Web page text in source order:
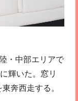
・中部エリアで
輝いた。窓リ
奔西走する。